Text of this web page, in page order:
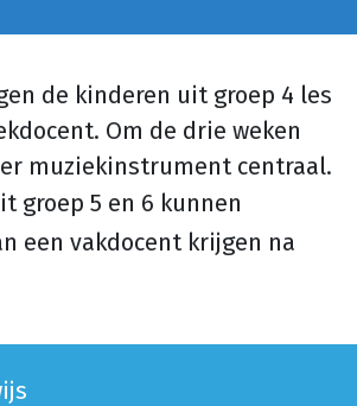
de kinderen uit groep 4 les
Om de drie weken
muziekinstrument centraal.
groep 5 en 6 kunnen
een vakdocent krijgen na